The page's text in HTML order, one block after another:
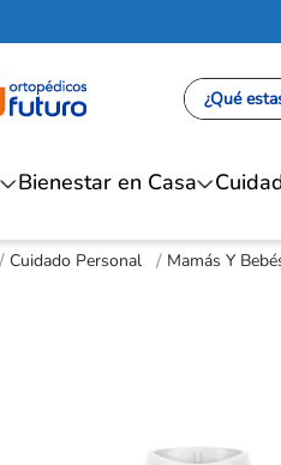
¿Qué
Bienestar en Casa
Cuidado Personal Mamás Y